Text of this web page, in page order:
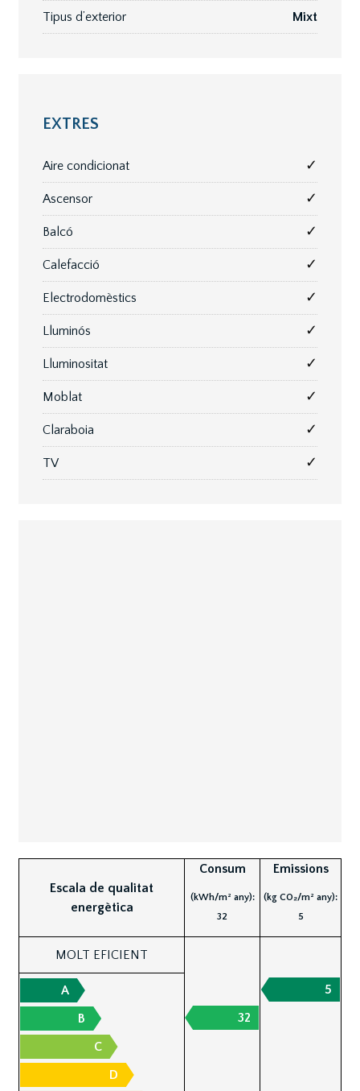
Tipus d’exterior Mixt
EXTRES
Aire condicionat ✓
Ascensor ✓
Balcó ✓
Calefacció ✓
Electrodomèstics ✓
Lluminós ✓
Lluminositat ✓
Moblat ✓
Claraboia ✓
TV ✓
Escala de qualitat
energètica
Consum
(kWh/m² any):
32
Emissions
(kg CO₂/m² any):
5
MOLT EFICIENT
A
B
C
D
32
5